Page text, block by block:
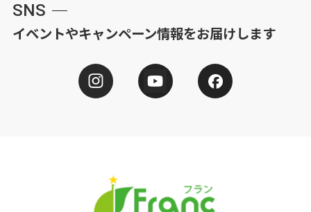
SNS
イベントやキャンペーン情報をお届けします